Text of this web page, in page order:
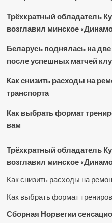
Трёхкратный обладатель
возглавил минское
Беларусь поднялась на
после успешных матчей
Как снизить расходы на
транспорта
Как выбрать формат
вам
Трёхкратный обладатель
возглавил минское
Как снизить расходы на
Как выбрать формат
Сборная Норвегии